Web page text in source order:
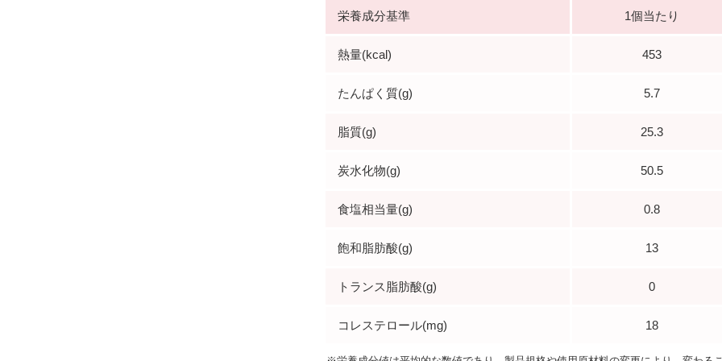
栄養成分基準 1個当たり
熱量(kcal) 453
たんぱく質(g) 5.7
脂質(g) 25.3
炭水化物(g) 50.5
食塩相当量(g) 0.8
飽和脂肪酸(g) 13
トランス脂肪酸(g) 0
コレステロール(mg) 18